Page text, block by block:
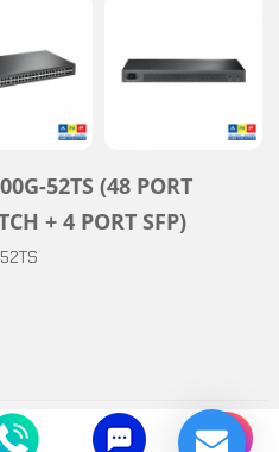
52TS (48 PORT
+ 4 PORT SFP)
(Switch)